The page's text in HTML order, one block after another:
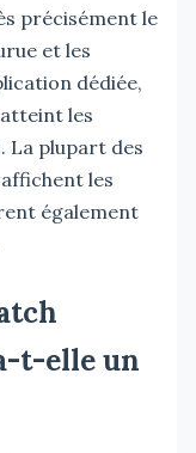
précisément le
et les
dédiée,
les
La plupart des
les
également
t-elle un